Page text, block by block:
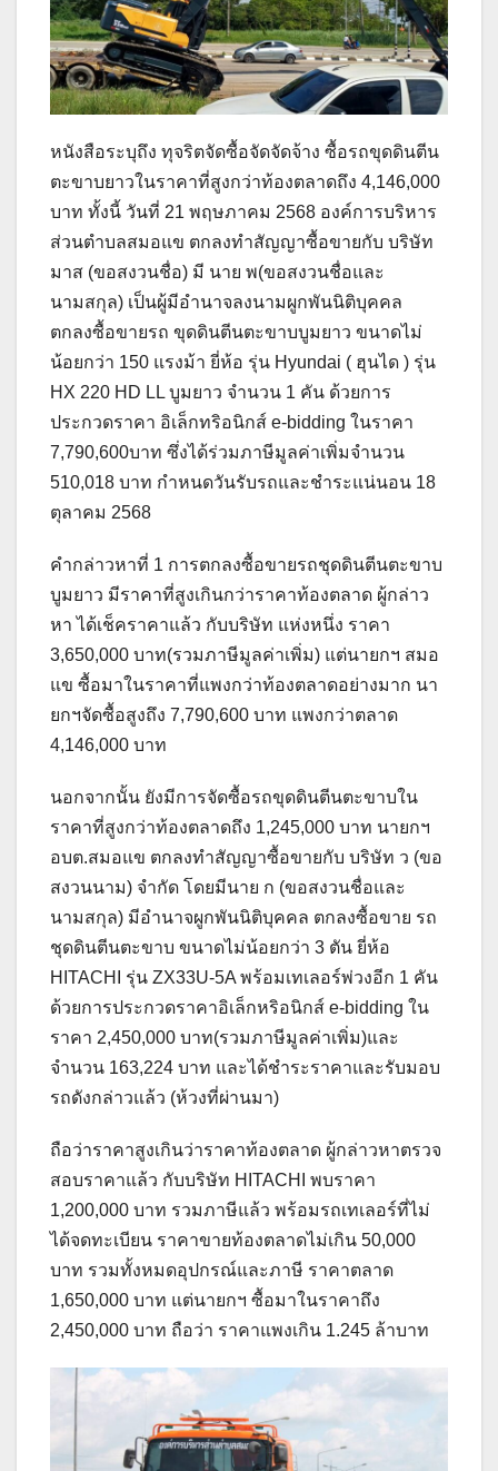
หนังสือระบุถึง ทุจริตจัดซื้อจัดจัดจ้าง ซื้อรถขุดดินตีน
ตะขาบยาวในราคาที่สูงกว่าท้องตลาดถึง 4,146,000
บาท ทั้งนี้ วันที่ 21 พฤษภาคม 2568 องค์การบริหาร
ส่วนตำบลสมอแข ตกลงทำสัญญาซื้อขายกับ บริษัท
มาส (ขอสงวนชื่อ) มี นาย พ(ขอสงวนชื่อและ
นามสกุล) เป็นผู้มีอำนาจลงนามผูกพันนิติบุคคล
ตกลงซื้อขายรถ ขุดดินตีนตะขาบบูมยาว ขนาดไม่
น้อยกว่า 150 แรงม้า ยี่ห้อ รุ่น Hyundai ( ฮุนได ) รุ่น
HX 220 HD LL บูมยาว จำนวน 1 คัน ด้วยการ
ประกวดราคา อิเล็กทริอนิกส์ e-bidding ในราคา
7,790,600บาท ซึ่งได้ร่วมภาษีมูลค่าเพิ่มจำนวน
510,018 บาท กำหนดวันรับรถและชำระแน่นอน 18
ตุลาคม 2568
คำกล่าวหาที่ 1 การตกลงซื้อขายรถชุดดินตีนตะขาบ
บูมยาว มีราคาที่สูงเกินกว่าราคาท้องตลาด ผู้กล่าว
หา ได้เช็คราคาแล้ว กับบริษัท แห่งหนึ่ง ราคา
3,650,000 บาท(รวมภาษีมูลค่าเพิ่ม) แต่นายกฯ สมอ
แข ซื้อมาในราคาที่แพงกว่าท้องตลาดอย่างมาก นา
ยกฯจัดซื้อสูงถึง 7,790,600 บาท แพงกว่าตลาด
4,146,000 บาท
นอกจากนั้น ยังมีการจัดซื้อรถขุดดินตีนตะขาบใน
ราคาที่สูงกว่าท้องตลาดถึง 1,245,000 บาท นายกฯ
อบต.สมอแข ตกลงทำสัญญาซื้อขายกับ บริษัท ว (ขอ
สงวนนาม) จำกัด โดยมีนาย ก (ขอสงวนชื่อและ
นามสกุล) มีอำนาจผูกพันนิติบุคคล ตกลงซื้อขาย รถ
ชุดดินตีนตะขาบ ขนาดไม่น้อยกว่า 3 ตัน ยี่ห้อ
HITACHI รุ่น ZX33U-5A พร้อมเทเลอร์พ่วงอีก 1 คัน
ด้วยการประกวดราคาอิเล็กหริอนิกส์ e-bidding ใน
ราคา 2,450,000 บาท(รวมภาษีมูลค่าเพิ่ม)และ
จำนวน 163,224 บาท และได้ชำระราคาและรับมอบ
รถดังกล่าวแล้ว (ห้วงที่ผ่านมา)
ถือว่าราคาสูงเกินว่าราคาท้องตลาด ผู้กล่าวหาตรวจ
สอบราคาแล้ว กับบริษัท HITACHI พบราคา
1,200,000 บาท รวมภาษีแล้ว พร้อมรถเทเลอร์ที่ไม่
ได้จดทะเบียน ราคาขายท้องตลาดไม่เกิน 50,000
บาท รวมทั้งหมดอุปกรณ์และภาษี ราคาตลาด
1,650,000 บาท แต่นายกฯ ซื้อมาในราคาถึง
2,450,000 บาท ถือว่า ราคาแพงเกิน 1.245 ล้าบาท